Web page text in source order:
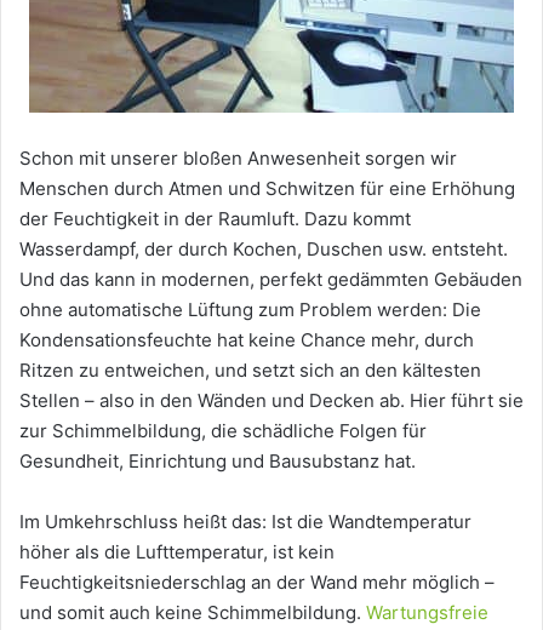
Schon mit unserer bloßen Anwesenheit sorgen wir
Menschen durch Atmen und Schwitzen für eine Erhöhung
der Feuchtigkeit in der Raumluft. Dazu kommt
Wasserdampf, der durch Kochen, Duschen usw. entsteht.
Und das kann in modernen, perfekt gedämmten Gebäuden
ohne automatische Lüftung zum Problem werden: Die
Kondensationsfeuchte hat keine Chance mehr, durch
Ritzen zu entweichen, und setzt sich an den kältesten
Stellen – also in den Wänden und Decken ab. Hier führt sie
zur Schimmelbildung, die schädliche Folgen für
Gesundheit, Einrichtung und Bausubstanz hat.
Im Umkehrschluss heißt das: Ist die Wandtemperatur
höher als die Lufttemperatur, ist kein
Feuchtigkeitsniederschlag an der Wand mehr möglich –
und somit auch keine Schimmelbildung. Wartungsfreie